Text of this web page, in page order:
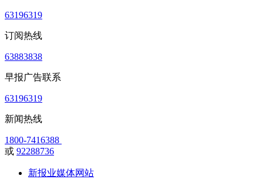
63196319
订阅热线
63883838
早报广告联系
63196319
新闻热线
1800-7416388
或 92288736
新报业媒体网站